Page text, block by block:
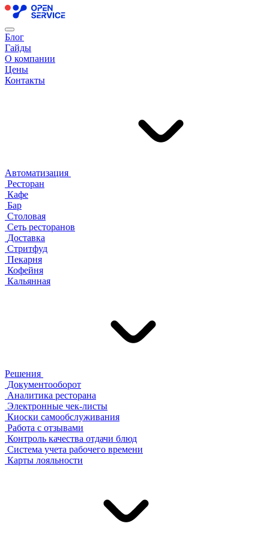
Блог
Гайды
О компании
Цены
Контакты
Автоматизация
Ресторан
Кафе
Бар
Столовая
Сеть ресторанов
Доставка
Стритфуд
Пекарня
Кофейня
Кальянная
Решения
Документооборот
Аналитика ресторана
Электронные чек-листы
Киоски самообслуживания
Работа с отзывами
Контроль качества отдачи блюд
Система учета рабочего времени
Карты лояльности